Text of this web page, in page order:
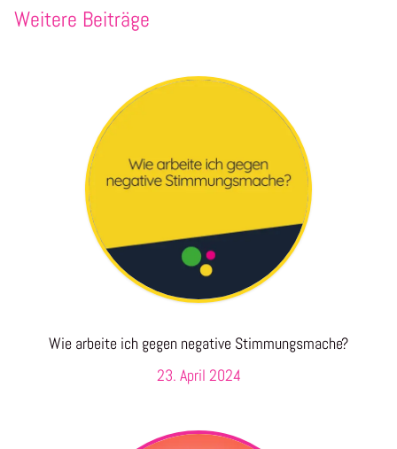
Weitere Beiträge
Wie arbeite ich gegen negative Stimmungsmache?
23. April 2024